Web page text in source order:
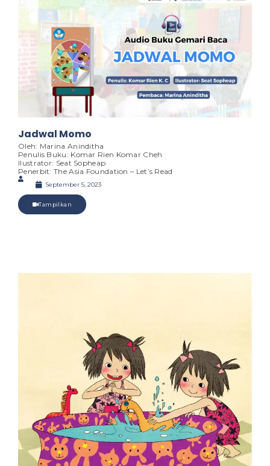
Jadwal Momo
Oleh: Marina Aninditha
Penulis Buku: Komar Rien Komar Cheh
Ilustrator: Seat Sopheap
Penerbit: The Asia Foundation – Let’s Read
September 5, 2023
Tampilkan